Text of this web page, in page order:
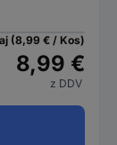
(8,99 € / Kos)
8,99 €
z DDV